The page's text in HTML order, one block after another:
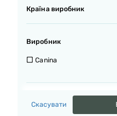
Країна виробник
Виробник
Canina
Скасувати